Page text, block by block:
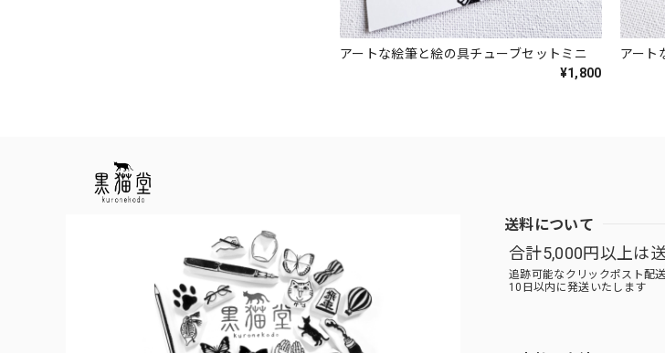
アートな絵筆と絵の具チューブセットミニ
¥1,800
アート
送料について
合計5,000円以上は
追跡可能なクリックポスト配送
10日以内に発送いたします